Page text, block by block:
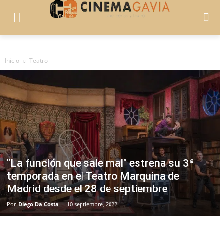
Inicio Teatro
"La función que sale mal" estrena su 3ª
temporada en el Teatro Marquina de
Madrid desde el 28 de septiembre
Por Diego Da Costa - 10 septiembre, 2022